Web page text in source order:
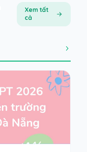
Xem tất
cả